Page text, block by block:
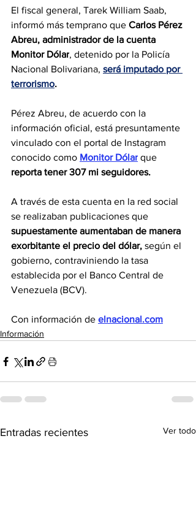
El fiscal general, Tarek William Saab,
informó más temprano que Carlos Pérez
Abreu, administrador de la cuenta
Monitor Dólar, detenido por la Policía
Nacional Bolivariana, será imputado por
terrorismo.
Pérez Abreu, de acuerdo con la
información oficial, está presuntamente
vinculado con el portal de Instagram
conocido como Monitor Dólar que
reporta tener 307 mi seguidores.
A través de esta cuenta en la red social
se realizaban publicaciones que
supuestamente aumentaban de manera
exorbitante el precio del dólar, según el
gobierno, contraviniendo la tasa
establecida por el Banco Central de
Venezuela (BCV).
Con información de elnacional.com
Información
Entradas recientes Ver todo